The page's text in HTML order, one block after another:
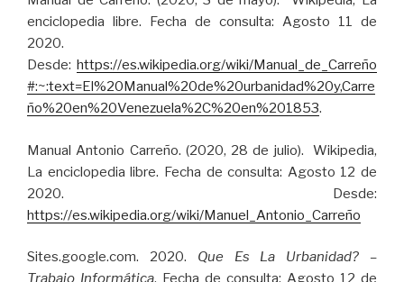
enciclopedia libre. Fecha de consulta: Agosto 11 de
2020.
Desde: https://es.wikipedia.org/wiki/Manual_de_Carreño
#:~:text=El%20Manual%20de%20urbanidad%20y,Carre
ño%20en%20Venezuela%2C%20en%201853.
Manual Antonio Carreño. (2020, 28 de julio). Wikipedia,
La enciclopedia libre. Fecha de consulta: Agosto 12 de
2020. Desde:
https://es.wikipedia.org/wiki/Manuel_Antonio_Carreño
Sites.google.com. 2020. Que Es La Urbanidad? –
Trabajo Informática. Fecha de consulta: Agosto 12 de